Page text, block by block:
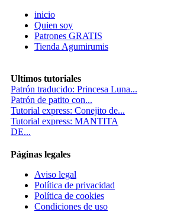
inicio
Quien soy
Patrones GRATIS
Tienda Agumirumis
Ultimos tutoriales
Patrón traducido: Princesa Luna...
Patrón de patito con...
Tutorial express: Conejito de...
Tutorial express: MANTITA
DE...
Páginas legales
Aviso legal
Política de privacidad
Política de cookies
Condiciones de uso